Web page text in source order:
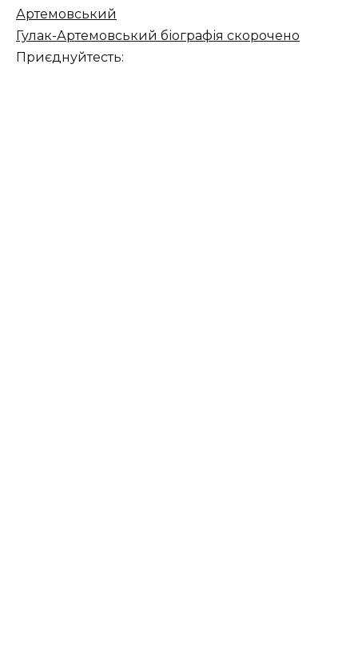
Артемовський
Гулак-Артемовський біографія скорочено
Приєднуйтесть: